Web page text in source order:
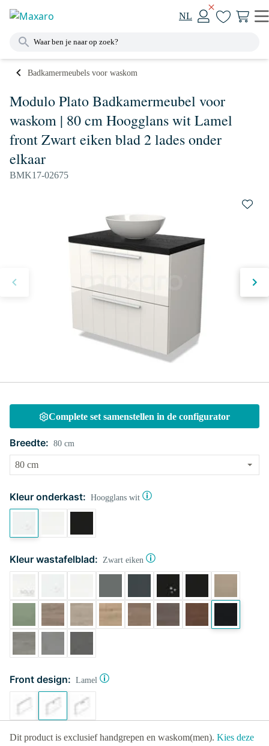
NL
Badkamermeubels voor waskom
Modulo Plato Badkamermeubel voor
waskom | 80 cm Hoogglans wit Lamel
front Zwart eiken blad 2 lades onder
elkaar
BMK17-02675
Complete set samenstellen in de configurator
Breedte: 80 cm
Kleur onderkast: Hoogglans wit
Kleur wastafelblad: Zwart eiken
Front design: Lamel
Dit product is exclusief handgrepen en waskom(men). Kies deze